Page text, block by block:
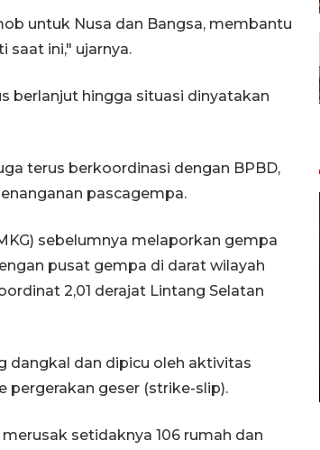
untuk Nusa dan Bangsa, membantu
saat ini," ujarnya.
berlanjut hingga situasi dinyatakan
terus berkoordinasi dengan BPBD,
pascagempa.
sebelumnya melaporkan gempa
pusat gempa di darat wilayah
2,01 derajat Lintang Selatan
dangkal dan dipicu oleh aktivitas
pergerakan geser (strike-slip).
setidaknya 106 rumah dan
di Satpas Polresta Palu